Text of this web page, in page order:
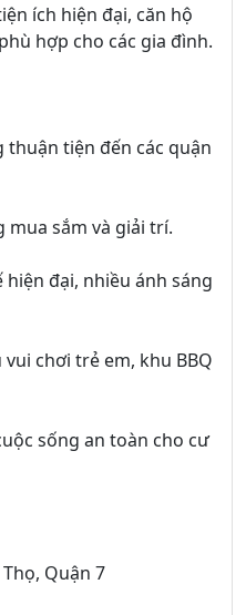
ích hiện đại, căn hộ
hợp cho các gia đình.
thuận tiện đến các quận
mua sắm và giải trí.
đại, nhiều ánh sáng
chơi trẻ em, khu BBQ
sống an toàn cho cư
Quận 7